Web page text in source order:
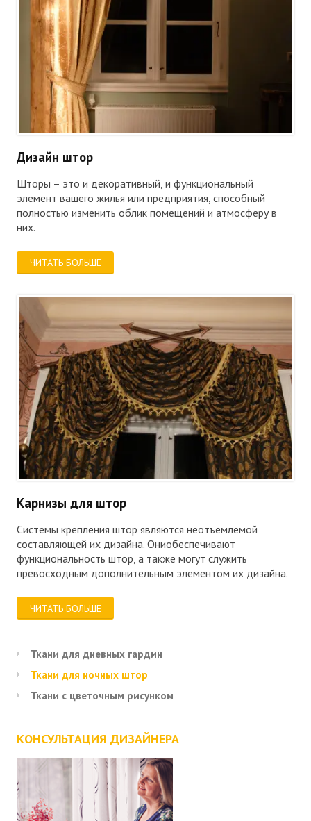
Ткани для дневных гардин
Ткани для ночных штор
Ткани с цветочным рисунком
КОНСУЛЬТАЦИЯ ДИЗАЙНЕРА
Дизайн штор
Шторы – это и декоративный, и функциональный
элемент вашего жилья или предприятия, способный
полностью изменить облик помещений и атмосферу в
них.
ЧИТАТЬ БОЛЬШЕ
Карнизы для штор
Системы крепления штор являются неотъемлемой
составляющей их дизайна. Ониобеспечивают
функциональность штор, а также могут служить
превосходным дополнительным элементом их дизайна.
ЧИТАТЬ БОЛЬШЕ